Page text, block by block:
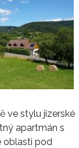
ve stylu jizerské
apartmán s
oblasti pod